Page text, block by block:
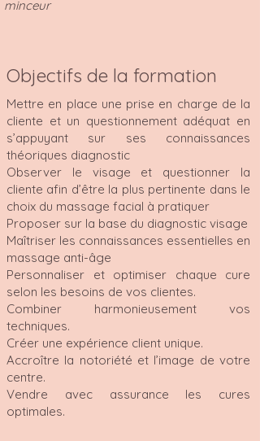
minceur
Objectifs de la formation
Mettre en place une prise en charge de la
cliente et un questionnement adéquat en
s’appuyant sur ses connaissances
théoriques diagnostic
Observer le visage et questionner la
cliente afin d’être la plus pertinente dans le
choix du massage facial à pratiquer
Proposer sur la base du diagnostic visage
Maîtriser les connaissances essentielles en
massage anti-âge
Personnaliser et optimiser chaque cure
selon les besoins de vos clientes.
Combiner harmonieusement vos
techniques.
Créer une expérience client unique.
Accroître la notoriété et l’image de votre
centre.
Vendre avec assurance les cures
optimales.